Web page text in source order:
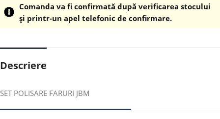
Comanda va fi confirmată după verificarea stocului
și printr-un apel telefonic de confirmare.
Descriere
SET POLISARE FARURI JBM